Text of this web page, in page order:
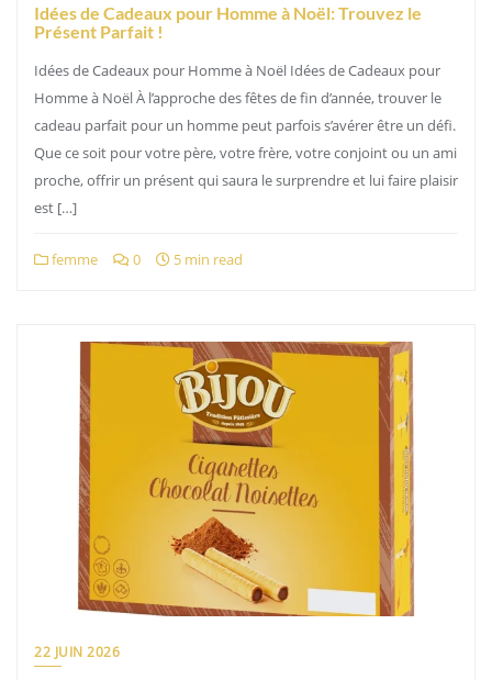
Idées de Cadeaux pour Homme à Noël: Trouvez le
Présent Parfait !
Idées de Cadeaux pour Homme à Noël Idées de Cadeaux pour
Homme à Noël À l’approche des fêtes de fin d’année, trouver le
cadeau parfait pour un homme peut parfois s’avérer être un défi.
Que ce soit pour votre père, votre frère, votre conjoint ou un ami
proche, offrir un présent qui saura le surprendre et lui faire plaisir
est […]
femme 0 5 min read
22 JUIN 2026